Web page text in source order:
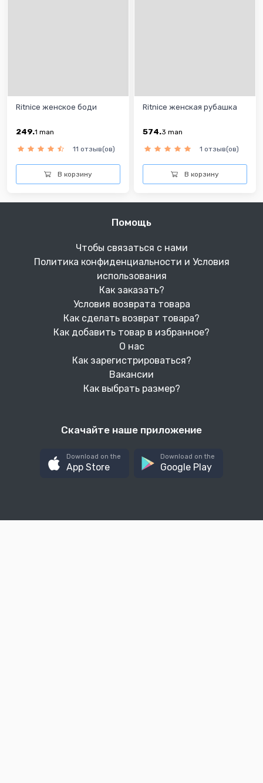
Ritnice женское боди
249.1 man
11 отзыв(ов)
В корзину
Ritnice женская рубашка
574.3 man
1 отзыв(ов)
В корзину
Помощь
Чтобы связаться с нами
Политика конфиденциальности и Условия
использования
Как заказать?
Условия возврата товара
Как сделать возврат товара?
Как добавить товар в избранное?
О нас
Как зарегистрироваться?
Вакансии
Как выбрать размер?
Скачайте наше приложение
Download on the
App Store
Download on the
Google Play